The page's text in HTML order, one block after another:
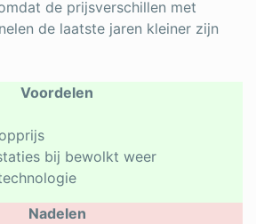
de prijsverschillen met
de laatste jaren kleiner zijn
Voordelen
bij bewolkt weer
Nadelen